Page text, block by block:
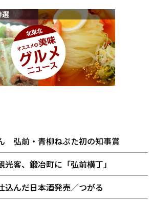
弘前・青柳ねぷた初の知事賞
光客、鍛冶町に「弘前横丁」
込んだ日本酒発売／つがる